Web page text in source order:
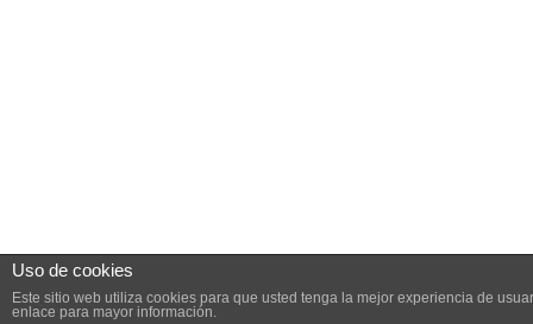
Uso de cookies
Este sitio web utiliza cookies para que usted tenga la mejor experiencia de
enlace para mayor información.